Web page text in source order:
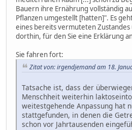
Bauern ihre Ernährung vollständig
Pflanzen umgestellt [hatten]". Es
eines bereits vermuteten Zustandes
dorthin, für den Sie eine Erklärung
Sie fahren fort:
Zitat von: irgendjemand am 18.
Tatsache ist, dass der
Menschheit weiterhin
weitestgehende Anpassung hat
stattgefunden, in denen die
schon vor Jahrtausenden